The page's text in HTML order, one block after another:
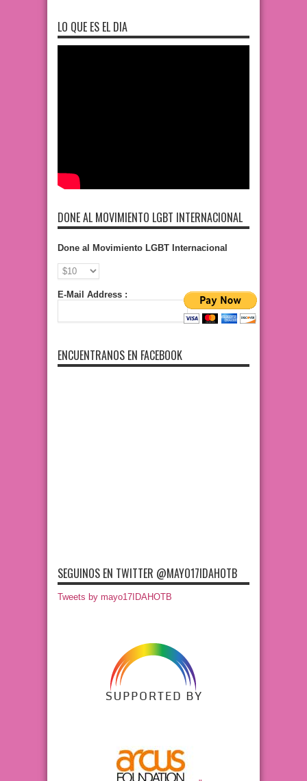
LO QUE ES EL DIA
DONE AL MOVIMIENTO LGBT INTERNACIONAL
Done al Movimiento LGBT Internacional
E-Mail Address :
ENCUENTRANOS EN FACEBOOK
SEGUINOS EN TWITTER @MAYO17IDAHOTB
Tweets by mayo17IDAHOTB